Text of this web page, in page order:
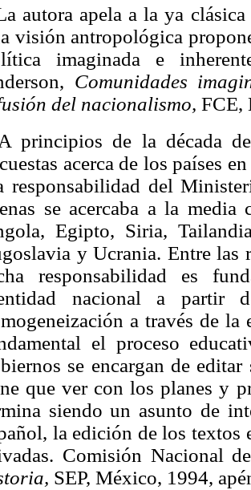
autora apela a la ya
visión antropológica
imaginada e
Comunidades
del nacionalismo,
A principios de la década
acerca de los países
responsabilidad del
se acercaba a la media
Egipto, Siria,
y Ucrania. Entre las
responsabilidad es
nacional a partir
a través de
el proceso
se encargan de
que ver con los planes y
siendo un asunto de
la edición de los textos
Comisión Nacional
SEP, México, 1994,